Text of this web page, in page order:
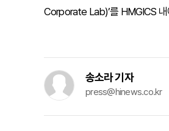
Corporate Lab)’를 HMGICS 내
송소라 기자
press@hinews.co.kr